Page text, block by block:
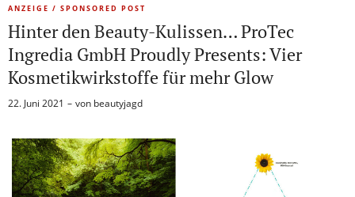
ANZEIGE / SPONSORED POST
Hinter den Beauty-Kulissen… ProTec
Ingredia GmbH Proudly Presents: Vier
Kosmetikwirkstoffe für mehr Glow
22. Juni 2021 von beautyjagd